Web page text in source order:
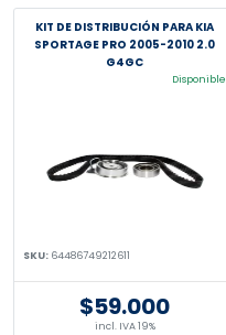
KIT DE DISTRIBUCIÓN PARA KIA
SPORTAGE PRO 2005-2010 2.0
G4GC
Disponible
SKU: 64486749212611
$59.000
incl. IVA 19%